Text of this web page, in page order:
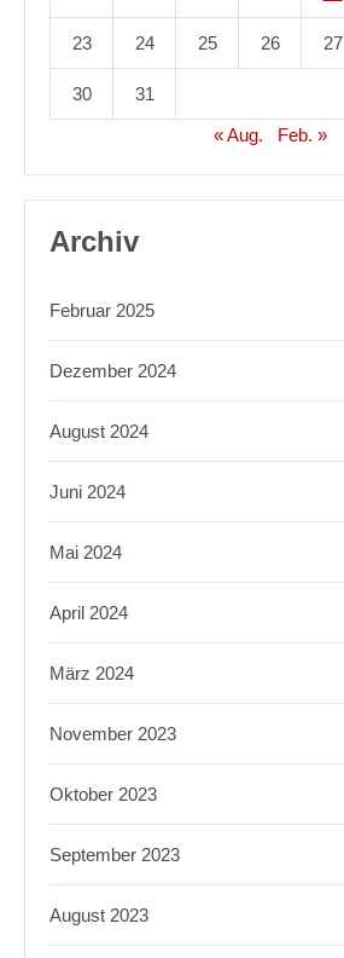
23 24 25 26 27
30
31
« Aug.
Feb. »
Archiv
Februar 2025
Dezember 2024
August 2024
Juni 2024
Mai 2024
April 2024
März 2024
November 2023
Oktober 2023
September 2023
August 2023